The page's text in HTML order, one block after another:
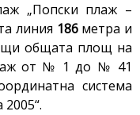
„Попски плаж –
линия 186метра и
общата площ на
от № 1 до № 41
система